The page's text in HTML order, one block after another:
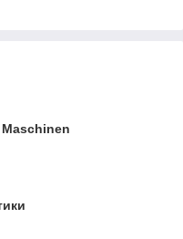
Maschinen